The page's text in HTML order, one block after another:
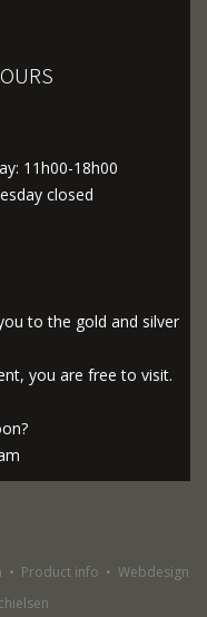
11h00-18h00
closed
to the gold and silver
you are free to visit.
• Product info • Webdesign